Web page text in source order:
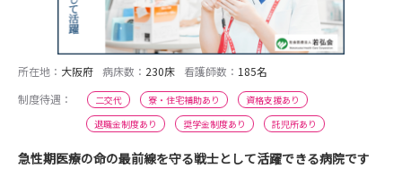
所在地： 大阪府 病床数： 230床 看護師数： 185名
制度待遇：
二交代 寮・住宅補助あり
資格支援あり
退職金制度あり
奨学金制度あり 託児所あり
急性期医療の命の最前線を守る戦士として活躍できる病院です